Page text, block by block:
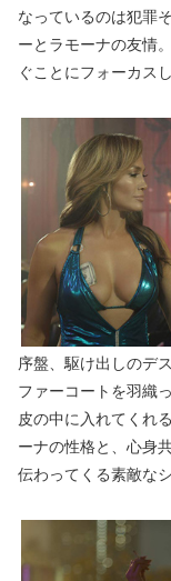
なっているのは犯罪
ーとラモーナの友情
ぐことにフォーカス
序盤、駆け出しのデ
ファーコートを羽織
皮の中に入れてくれ
ーナの性格と、心身
伝わってくる素敵な